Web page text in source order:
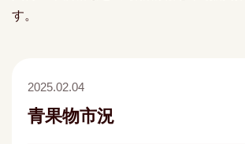
す。
2025.02.04
青果物市況